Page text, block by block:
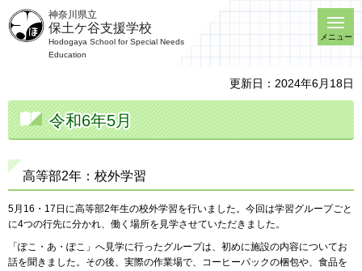
神奈川県立
保土ケ谷支援学校
Hodogaya School for Special Needs
Education
メニュー
更新日：2024年6月18日
令和6年5月
高等部2年：校外学習
5月16・17日に高等部2年生の校外学習を行いました。今回は学習グループごと
に4つの行先に分かれ、働く場所を見学させていただきました。
「ぽこ・あ・ぽこ」へ見学に行ったグループは、初めに施設の内容についてお
話を聞きました。その後、実際の作業場で、コーヒーパックの梱包や、食品を